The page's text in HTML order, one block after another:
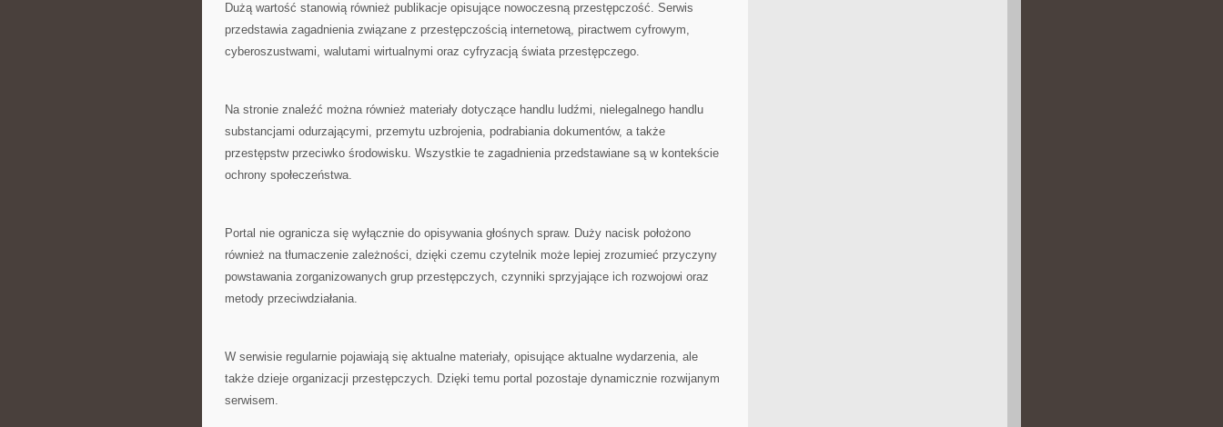
Dużą wartość stanowią również publikacje opisujące nowoczesną przestępczość. Serwis
przedstawia zagadnienia związane z przestępczością internetową, piractwem cyfrowym,
cyberoszustwami, walutami wirtualnymi oraz cyfryzacją świata przestępczego.
Na stronie znaleźć można również materiały dotyczące handlu ludźmi, nielegalnego handlu
substancjami odurzającymi, przemytu uzbrojenia, podrabiania dokumentów, a także
przestępstw przeciwko środowisku. Wszystkie te zagadnienia przedstawiane są w kontekście
ochrony społeczeństwa.
Portal nie ogranicza się wyłącznie do opisywania głośnych spraw. Duży nacisk położono
również na tłumaczenie zależności, dzięki czemu czytelnik może lepiej zrozumieć przyczyny
powstawania zorganizowanych grup przestępczych, czynniki sprzyjające ich rozwojowi oraz
metody przeciwdziałania.
W serwisie regularnie pojawiają się aktualne materiały, opisujące aktualne wydarzenia, ale
także dzieje organizacji przestępczych. Dzięki temu portal pozostaje dynamicznie rozwijanym
serwisem.